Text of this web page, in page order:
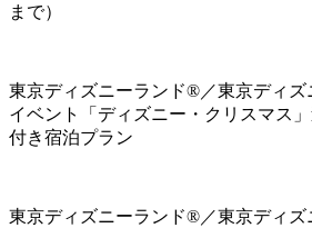
まで）
東京ディズニーランド®／東京ディ
イベント「ディズニー・クリスマス
付き宿泊プラン
東京ディズニーランド®／東京ディ